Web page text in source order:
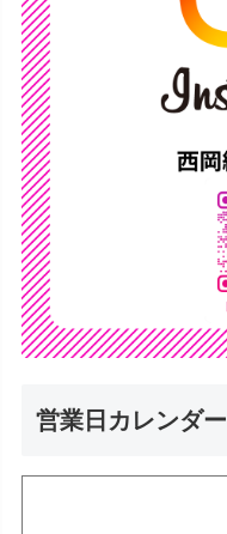
営業日カレンダー